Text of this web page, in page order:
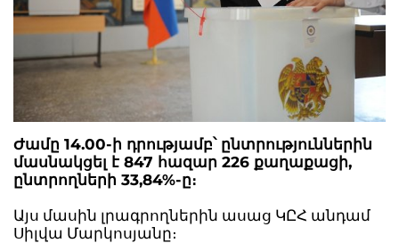
Ժամը 14.00-ի դրությամբ՝ ընտրություններին
մասնակցել է 847 հազար 226 քաղաքացի,
ընտրողների 33,84%-ը։
Այս մասին լրագրողներին ասաց ԿԸՀ անդամ
Սիլվա Մարկոսյանը։